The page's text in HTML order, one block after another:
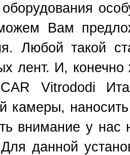
оборудования
Вам
. Любой такой
лент. И, конечно
CAR Vitrododi
камеры,
внимание у
данной